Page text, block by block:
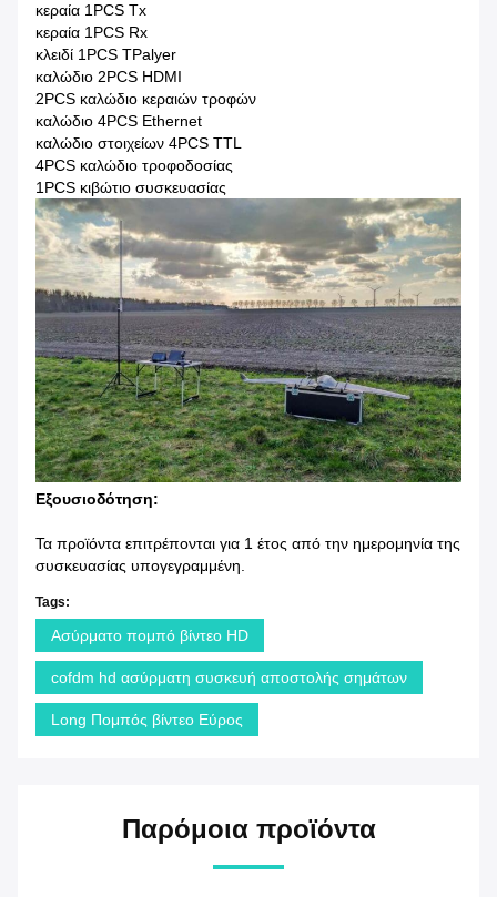
κεραία 1PCS Tx
κεραία 1PCS Rx
κλειδί 1PCS TPalyer
καλώδιο 2PCS HDMI
2PCS καλώδιο κεραιών τροφών
καλώδιο 4PCS Ethernet
καλώδιο στοιχείων 4PCS TTL
4PCS καλώδιο τροφοδοσίας
1PCS κιβώτιο συσκευασίας
Εξουσιοδότηση:
Τα προϊόντα επιτρέπονται για 1 έτος από την ημερομηνία της
συσκευασίας υπογεγραμμένη.
Tags:
Ασύρματο πομπό βίντεο HD
cofdm hd ασύρματη συσκευή αποστολής σημάτων
Long Πομπός βίντεο Εύρος
Παρόμοια προϊόντα